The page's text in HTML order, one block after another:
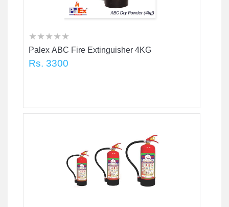
★
★ ★
★ ★ ★
★ ★ ★ ★
★ ★ ★ ★ ★
Palex ABC Fire Extinguisher 4KG
Rs. 3300